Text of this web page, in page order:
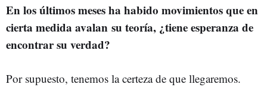
En los últimos meses ha habido movimientos que en
cierta medida avalan su teoría, ¿tiene esperanza de
encontrar su verdad?
Por supuesto, tenemos la certeza de que llegaremos.